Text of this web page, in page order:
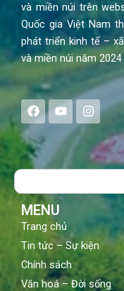
và miền núi trên
Quốc gia Việt Nam
phát triển kinh tế –
và miền núi năm 2024
F
a
c
e
b
o
Y
o
u
t
u
b
I
n
s
a
g
Search
MENU
Trang chủ
Tin tức – Sự kiện
Chính sách
Văn hoá – Đời sống